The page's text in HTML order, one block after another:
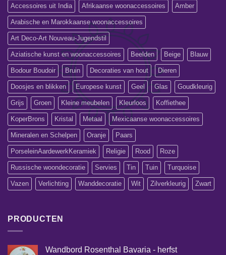
Accessoires uit India Afrikaanse woonaccessoires Amber
Arabische en Marokkaanse woonaccessoires
Art Deco-Art Nouveau-Jugendstil
Aziatische kunst en woonaccessoires Beelden Beige Blauw
Bodour Boudoir Bruin Decoraties van hout Dieren
Doosjes en blikken Europese kunst Geel Glas Goudkleurig
Grijs Groen Kleine meubelen Kleurloos Koffiethee
KoperBrons Kristal Metaal Mexicaanse woonaccessoires
Mineralen en Schelpen Oranje Paars
PorseleinAardewerkKeramiek Religie Rood Roze
Russische woondecoratie Servies Tin Tuin Turquoise
Vazen Verlichting Wanddecoratie Wit Zilverkleurig Zwart
PRODUCTEN
Wandbord Rosenthal Bavaria - herfst